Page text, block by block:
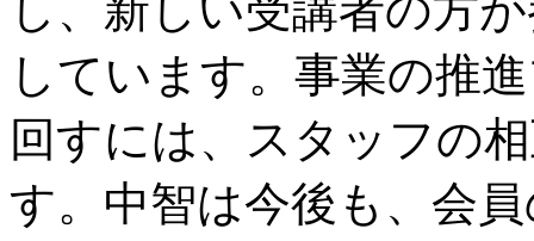
し、新しい受講者の方
しています。事業の推
回すには、スタッフの
す。中智は今後も、会